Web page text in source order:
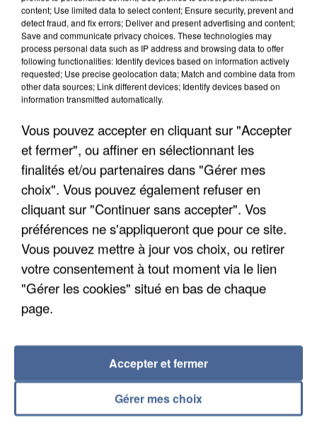
6 août 2026
Gabriel Attal et Raphaël Glucksmann visés par des
ingérences...
Sollicité, Sébastien Lecornu annonce un "travail
commun" avec les partis à la rentrée.
content; Use limited data to select content; Ensure security, prevent and
detect fraud, and fix errors; Deliver and present advertising and content;
Save and communicate privacy choices. These technologies may
process personal data such as IP address and browsing data to offer
following functionalities: Identify devices based on information actively
requested; Use precise geolocation data; Match and combine data from
other data sources; Link different devices; Identify devices based on
information transmitted automatically.
Vous pouvez accepter en cliquant sur "Accepter
et fermer", ou affiner en sélectionnant les
finalités et/ou partenaires dans "Gérer mes
choix". Vous pouvez également refuser en
cliquant sur "Continuer sans accepter". Vos
préférences ne s'appliqueront que pour ce site.
Vous pouvez mettre à jour vos choix, ou retirer
votre consentement à tout moment via le lien
"Gérer les cookies" situé en bas de chaque
page.
Gérer mes choix
Accepter et fermer